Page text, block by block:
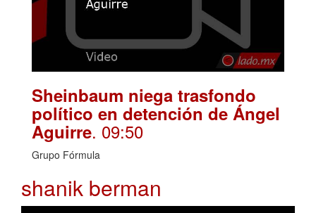
Sheinbaum niega trasfondo
político en detención de Ángel
Aguirre. 09:50
Grupo Fórmula
shanik berman